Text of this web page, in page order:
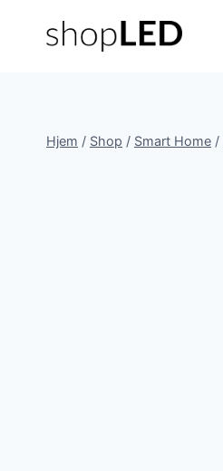
Hjem / Shop / Smart Home /